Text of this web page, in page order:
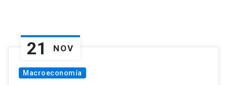
21 NOV
Macroeconomía